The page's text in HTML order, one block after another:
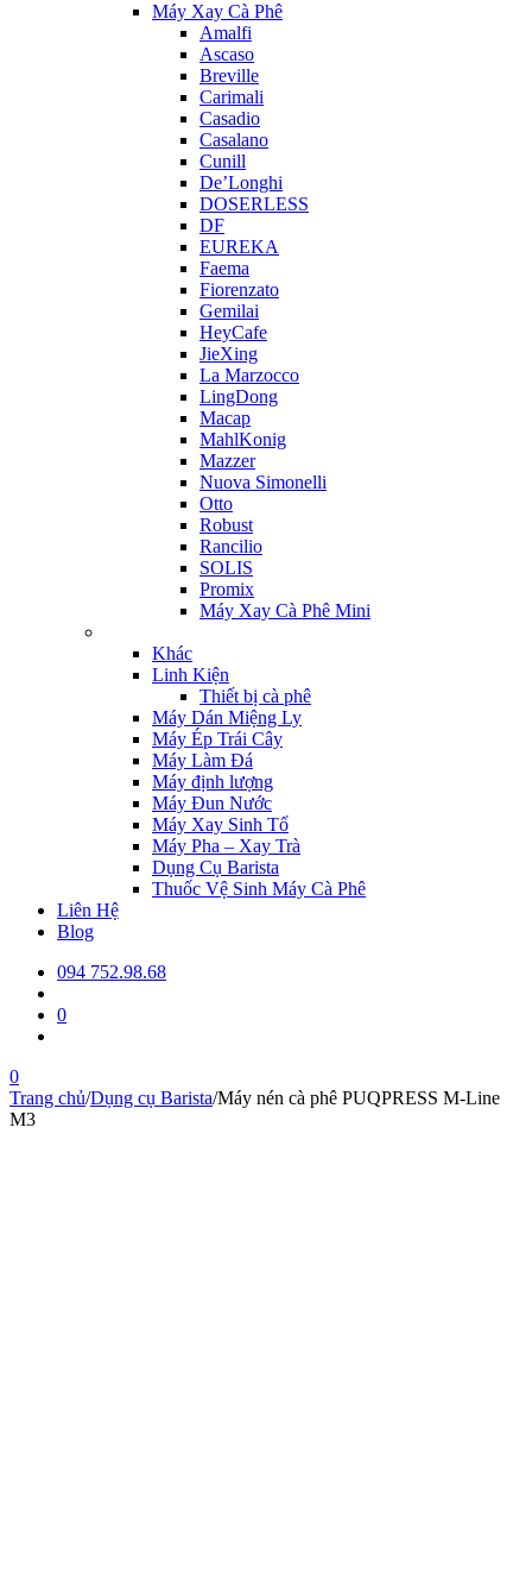
Máy Xay Cà Phê
Amalfi
Ascaso
Breville
Carimali
Casadio
Casalano
Cunill
De’Longhi
DOSERLESS
DF
EUREKA
Faema
Fiorenzato
Gemilai
HeyCafe
JieXing
La Marzocco
LingDong
Macap
MahlKonig
Mazzer
Nuova Simonelli
Otto
Robust
Rancilio
SOLIS
Promix
Máy Xay Cà Phê Mini
Khác
Linh Kiện
Thiết bị cà phê
Máy Dán Miệng Ly
Máy Ép Trái Cây
Máy Làm Đá
Máy định lượng
Máy Đun Nước
Máy Xay Sinh Tố
Máy Pha – Xay Trà
Dụng Cụ Barista
Thuốc Vệ Sinh Máy Cà Phê
Liên Hệ
Blog
094 752.98.68
0
0
Trang chủ/Dụng cụ Barista/Máy nén cà phê PUQPRESS M-Line
M3